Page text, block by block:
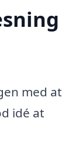
med at
idé at